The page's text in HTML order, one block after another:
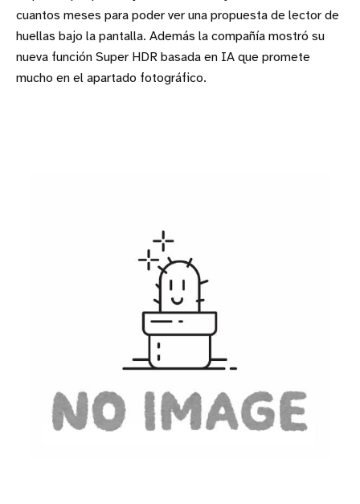
cuantos meses para poder ver una propuesta de lector de
huellas bajo la pantalla. Además la compañía mostró su
nueva función Super HDR basada en IA que promete
mucho en el apartado fotográfico.